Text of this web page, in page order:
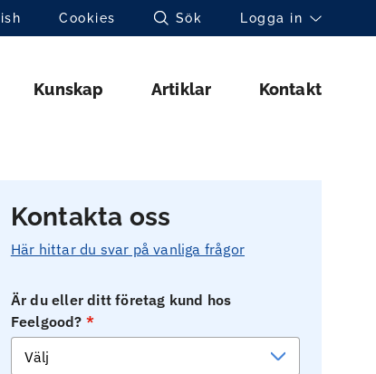
Toppnavigation (sv)
Cookies Sök Logga in
Huvudmeny (sv)
Kunskap Artiklar Kontakt
Kontakta oss
Här hittar du svar på vanliga frågor
Är du eller ditt företag kund hos
Feelgood?